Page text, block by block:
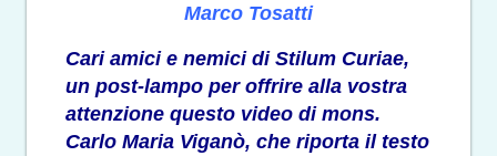
Marco Tosatti
Cari amici e nemici di Stilum Curiae,
un post-lampo per offrire alla vostra
attenzione questo video di mons.
Carlo Maria Viganò, che riporta il testo